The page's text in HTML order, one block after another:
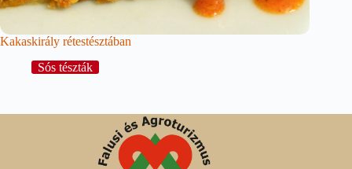
Kakaskirály rétestésztában
Sós tészták